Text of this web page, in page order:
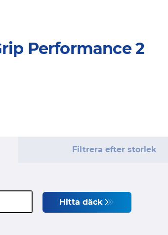
Performance 2
Filtrera efter storlek
Hitta däck